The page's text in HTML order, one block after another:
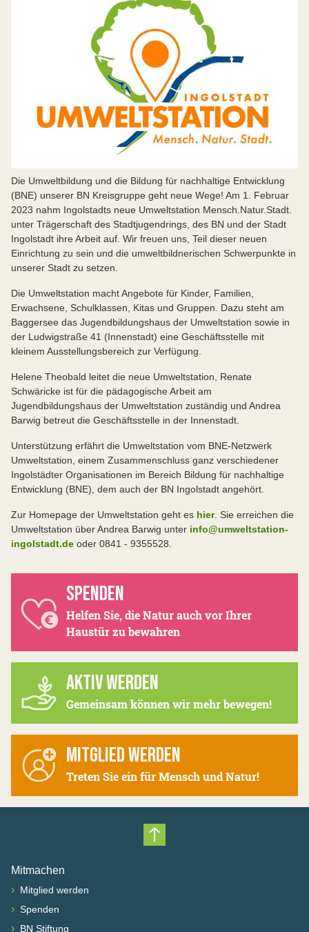
Die Umweltbildung und die Bildung für nachhaltige Entwicklung
(BNE) unserer BN Kreisgruppe geht neue Wege! Am 1. Februar
2023 nahm Ingolstadts neue Umweltstation Mensch.Natur.Stadt.
unter Trägerschaft des Stadtjugendrings, des BN und der Stadt
Ingolstadt ihre Arbeit auf. Wir freuen uns, Teil dieser neuen
Einrichtung zu sein und die umweltbildnerischen Schwerpunkte in
unserer Stadt zu setzen.
Die Umweltstation macht Angebote für Kinder, Familien,
Erwachsene, Schulklassen, Kitas und Gruppen. Dazu steht am
Baggersee das Jugendbildungshaus der Umweltstation sowie in
der Ludwigstraße 41 (Innenstadt) eine Geschäftsstelle mit
kleinem Ausstellungsbereich zur Verfügung.
Helene Theobald leitet die neue Umweltstation, Renate
Schwäricke ist für die pädagogische Arbeit am
Jugendbildungshaus der Umweltstation zuständig und Andrea
Barwig betreut die Geschäftsstelle in der Innenstadt.
Unterstützung erfährt die Umweltstation vom BNE-Netzwerk
Umweltstation, einem Zusammenschluss ganz verschiedener
Ingolstädter Organisationen im Bereich Bildung für nachhaltige
Entwicklung (BNE), dem auch der BN Ingolstadt angehört.
Zur Homepage der Umweltstation geht es hier. Sie erreichen die
Umweltstation über Andrea Barwig unter info@umweltstation-
ingolstadt.de oder 0841 - 9355528.
SPENDEN
Helfen Sie, die Natur auch vor Ihrer
Haustür zu bewahren
AKTIV WERDEN
Gemeinsam können wir mehr bewegen!
MITGLIED WERDEN
Treten Sie ein für Mensch und Natur!
Nach oben scrollen
Mitmachen
› Mitglied werden
› Spenden
› BN Stiftung